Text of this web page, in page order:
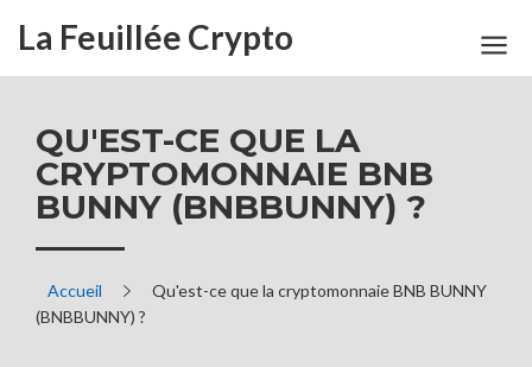
La Feuillée Crypto
QU'EST-CE QUE LA
CRYPTOMONNAIE BNB
BUNNY (BNBBUNNY) ?
Accueil
Qu'est-ce que la cryptomonnaie BNB BUNNY
(BNBBUNNY) ?